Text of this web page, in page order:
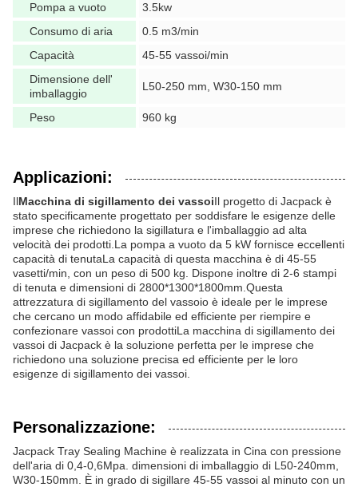
Pompa a vuoto
3.5kw
Consumo di aria
0.5 m3/min
Capacità
45-55 vassoi/min
Dimensione dell'
imballaggio
L50-250 mm, W30-150 mm
Peso 960 kg
Applicazioni:
IlMacchina di sigillamento dei vassoiIl progetto di Jacpack è
stato specificamente progettato per soddisfare le esigenze delle
imprese che richiedono la sigillatura e l'imballaggio ad alta
velocità dei prodotti.La pompa a vuoto da 5 kW fornisce eccellenti
capacità di tenutaLa capacità di questa macchina è di 45-55
vasetti/min, con un peso di 500 kg. Dispone inoltre di 2-6 stampi
di tenuta e dimensioni di 2800*1300*1800mm.Questa
attrezzatura di sigillamento del vassoio è ideale per le imprese
che cercano un modo affidabile ed efficiente per riempire e
confezionare vassoi con prodottiLa macchina di sigillamento dei
vassoi di Jacpack è la soluzione perfetta per le imprese che
richiedono una soluzione precisa ed efficiente per le loro
esigenze di sigillamento dei vassoi.
Personalizzazione:
Jacpack Tray Sealing Machine è realizzata in Cina con pressione
dell'aria di 0,4-0,6Mpa. dimensioni di imballaggio di L50-240mm,
W30-150mm. È in grado di sigillare 45-55 vassoi al minuto con un